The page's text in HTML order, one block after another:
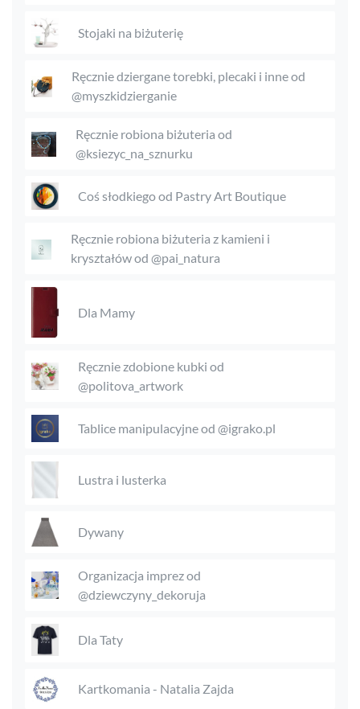
Stojaki na biżuterię
Ręcznie dziergane torebki, plecaki i inne od
@myszkidzierganie
Ręcznie robiona biżuteria od
@ksiezyc_na_sznurku
Coś słodkiego od Pastry Art Boutique
Ręcznie robiona biżuteria z kamieni i
kryształów od @pai_natura
Dla Mamy
Ręcznie zdobione kubki od
@politova_artwork
Tablice manipulacyjne od @igrako.pl
Lustra i lusterka
Dywany
Organizacja imprez od
@dziewczyny_dekoruja
Dla Taty
Kartkomania - Natalia Zajda